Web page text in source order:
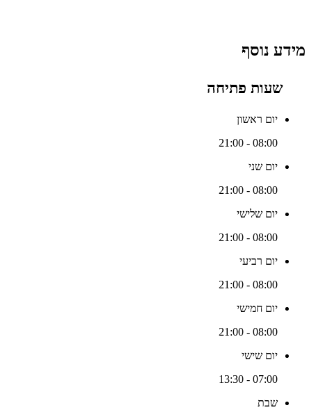
מידע נוסף
שעות פתיחה
יום ראשון
08:00 - 21:00
יום שני
08:00 - 21:00
יום שלישי
08:00 - 21:00
יום רביעי
08:00 - 21:00
יום חמישי
08:00 - 21:00
יום שישי
07:00 - 13:30
שבת